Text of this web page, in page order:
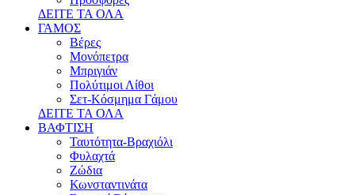
ΔΕΙΤΕ ΤΑ ΟΛΑ
ΓΑΜΟΣ
Βέρες
Μονόπετρα
Μπριγιάν
Πολύτιμοι Λίθοι
Σετ-Κόσμημα Γάμου
ΔΕΙΤΕ ΤΑ ΟΛΑ
ΒΑΦΤΙΣΗ
Ταυτότητα-Βραχιόλι
Φυλαχτά
Ζώδια
Κωνσταντινάτα